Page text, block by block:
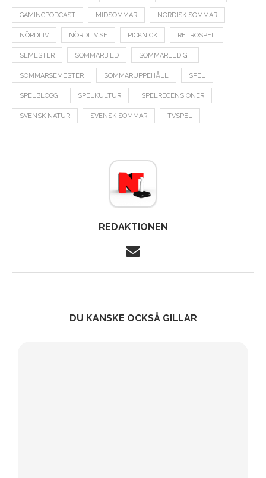
GAMINGPODCAST MIDSOMMAR NORDISK SOMMAR
NÖRDLIV NÖRDLIV.SE PICKNICK RETROSPEL
SEMESTER SOMMARBILD SOMMARLEDIGT
SOMMARSEMESTER SOMMARUPPEHÅLL SPEL
SPELBLOGG SPELKULTUR SPELRECENSIONER
SVENSK NATUR SVENSK SOMMAR TVSPEL
REDAKTIONEN
DU KANSKE OCKSÅ GILLAR